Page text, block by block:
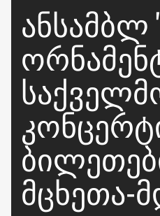
ᲐᲜᲡᲐᲛᲑᲚ
ᲛᲪᲮᲔᲗᲐ-